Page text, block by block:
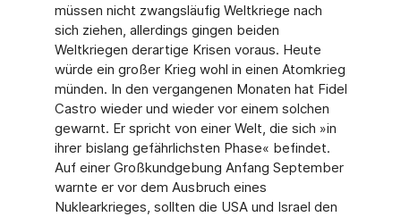
müssen nicht zwangsläufig Weltkriege nach
sich ziehen, allerdings gingen beiden
Weltkriegen derartige Krisen voraus. Heute
würde ein großer Krieg wohl in einen Atomkrieg
münden. In den vergangenen Monaten hat Fidel
Castro wieder und wieder vor einem solchen
gewarnt. Er spricht von einer Welt, die sich »in
ihrer bislang gefährlichsten Phase« befindet.
Auf einer Großkundgebung Anfang September
warnte er vor dem Ausbruch eines
Nuklearkrieges, sollten die USA und Israel den